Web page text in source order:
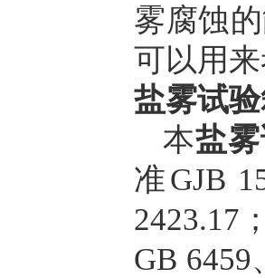
雾腐蚀
可以用
盐雾试
本盐
准GJB
2423.17
GB